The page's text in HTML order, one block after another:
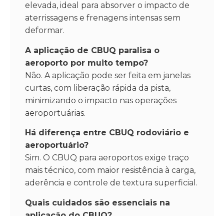
elevada, ideal para absorver o impacto de
aterrissagens e frenagens intensas sem
deformar.
A aplicação de CBUQ paralisa o
aeroporto por muito tempo?
Não. A aplicação pode ser feita em janelas
curtas, com liberação rápida da pista,
minimizando o impacto nas operações
aeroportuárias.
Há diferença entre CBUQ rodoviário e
aeroportuário?
Sim. O CBUQ para aeroportos exige traço
mais técnico, com maior resistência à carga,
aderência e controle de textura superficial.
Quais cuidados são essenciais na